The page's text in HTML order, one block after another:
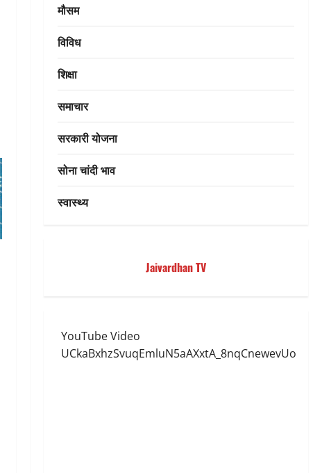
मौसम
विविध
शिक्षा
समाचार
सरकारी योजना
सोना चांदी भाव
स्वास्थ्य
Jaivardhan TV
YouTube Video
UCkaBxhzSvuqEmluN5aAXxtA_8nqCnewevUo